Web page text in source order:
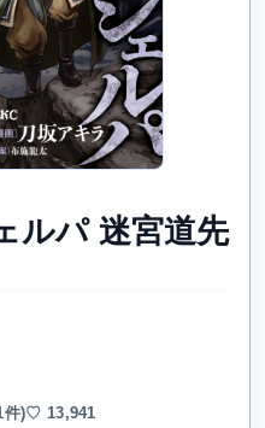
ルパ 迷宮道先
件)♡ 13,941